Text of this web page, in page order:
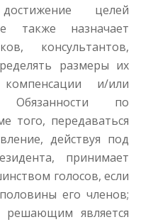
целей
также назначает
консультантов,
размеры их
и/или
Обязанности по
того, передаваться
действуя под
принимает
голосов, если
его членов;
решающим является